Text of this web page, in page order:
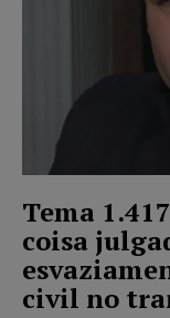
Tema
coisa
civil no